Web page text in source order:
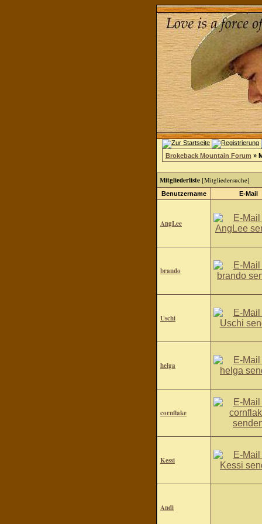
Brokeback Mountain Forum »
Mitgliederliste [Mitgliedersuche]
Benutzername E-Mail
AngLee
brando
Uschi
helga
cornflake
Kessi
Andi